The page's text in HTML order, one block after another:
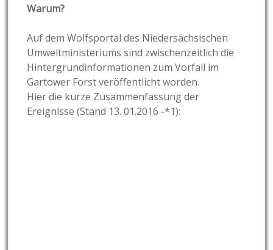
Warum?
Auf dem Wolfsportal des Niedersächsischen
Umweltministeriums sind zwischenzeitlich die
Hintergrundinformationen zum Vorfall im
Gartower Forst veröffentlicht worden.
Hier die kurze Zusammenfassung der
Ereignisse (Stand 13. 01.2016 -*1):